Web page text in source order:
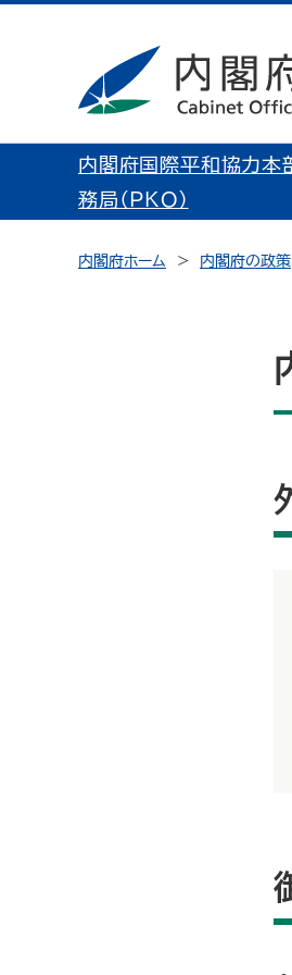
内閣府国際平和協力本
務局（PKO）
内閣府ホーム 内閣府の政策